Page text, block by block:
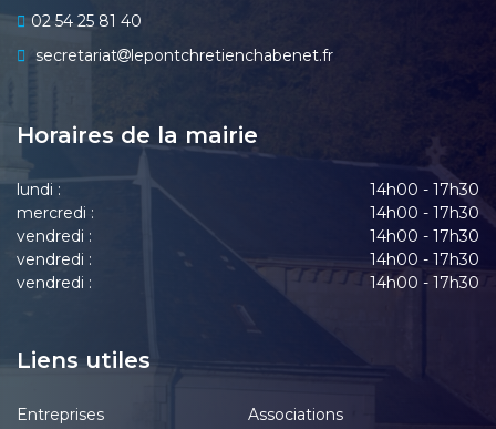
02 54 25 81 40
secretariat
lepontchretienchabenet.fr
Horaires de la mairie
lundi :
14h00 - 17h30
mercredi :
14h00 - 17h30
vendredi :
14h00 - 17h30
vendredi :
14h00 - 17h30
vendredi :
14h00 - 17h30
Liens utiles
Entreprises Associations